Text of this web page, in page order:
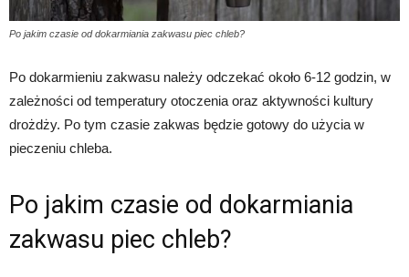
Po jakim czasie od dokarmiania zakwasu piec chleb?
Po dokarmieniu zakwasu należy odczekać około 6-12 godzin, w
zależności od temperatury otoczenia oraz aktywności kultury
drożdży. Po tym czasie zakwas będzie gotowy do użycia w
pieczeniu chleba.
Po jakim czasie od dokarmiania
zakwasu piec chleb?